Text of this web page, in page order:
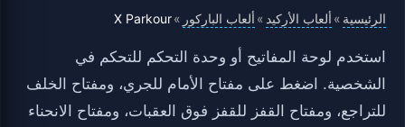
الرئيسية » ألعاب الأركيد » ألعاب الباركور »
X Parkour
استخدم لوحة المفاتيح أو وحدة التحكم للتحكم في
الشخصية. اضغط على مفتاح الأمام للجري، ومفتاح الخلف
للتراجع، ومفتاح القفز للقفز فوق العقبات، ومفتاح الانحناء